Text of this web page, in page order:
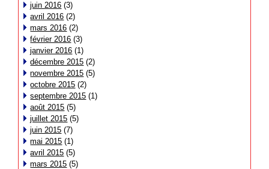
juin 2016 (3)
avril 2016 (2)
mars 2016 (2)
février 2016 (3)
janvier 2016 (1)
décembre 2015 (2)
novembre 2015 (5)
octobre 2015 (2)
septembre 2015 (1)
août 2015 (5)
juillet 2015 (5)
juin 2015 (7)
mai 2015 (1)
avril 2015 (5)
mars 2015 (5)